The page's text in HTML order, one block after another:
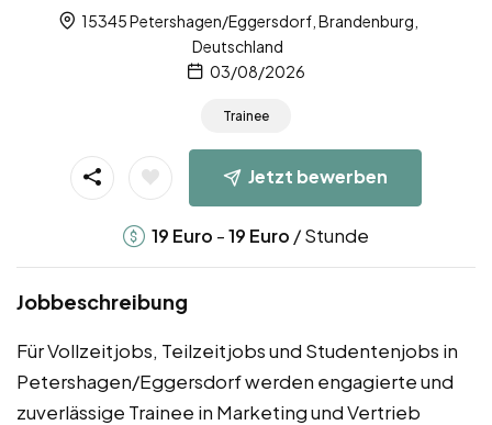
15345 Petershagen/Eggersdorf, Brandenburg,
Deutschland
03/08/2026
Trainee
Jetzt bewerben
19 Euro -19 Euro / Stunde
Jobbeschreibung
Für Vollzeitjobs, Teilzeitjobs und Studentenjobs in
Petershagen/Eggersdorf werden engagierte und
zuverlässige Trainee in Marketing und Vertrieb